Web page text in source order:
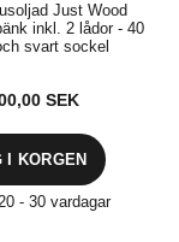
Just Wood
inkl. 2 lådor - 40
svart sockel
SEK
I KORGEN
- 30 vardagar